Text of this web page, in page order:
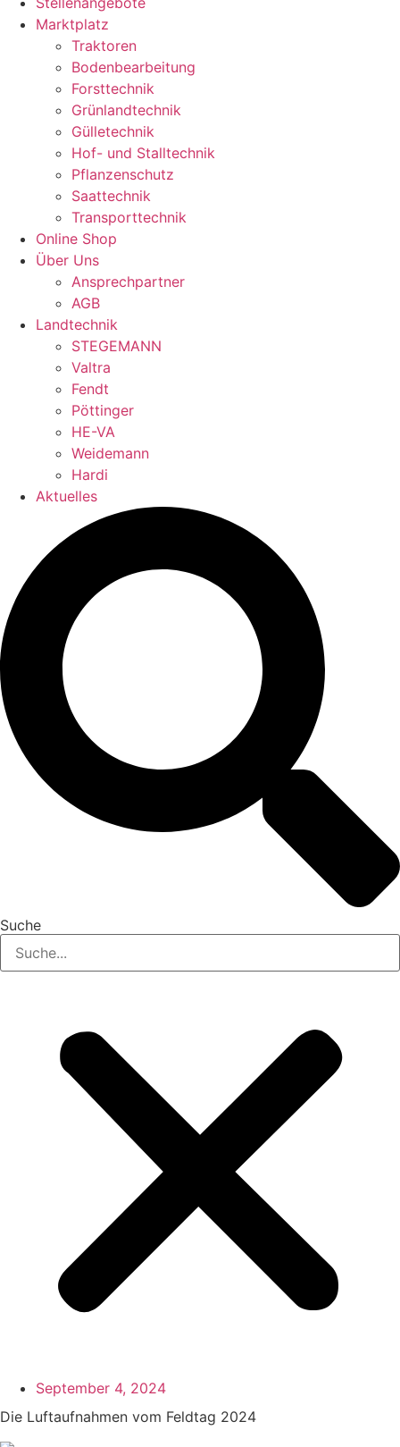
Marktplatz
Traktoren
Bodenbearbeitung
Forsttechnik
Grünlandtechnik
Gülletechnik
Hof- und Stalltechnik
Pflanzenschutz
Saattechnik
Transporttechnik
Online Shop
Über Uns
Ansprechpartner
AGB
Landtechnik
STEGEMANN
Valtra
Fendt
Pöttinger
HE-VA
Weidemann
Hardi
Aktuelles
Suche
September 4, 2024
Die Luftaufnahmen vom Feldtag 2024